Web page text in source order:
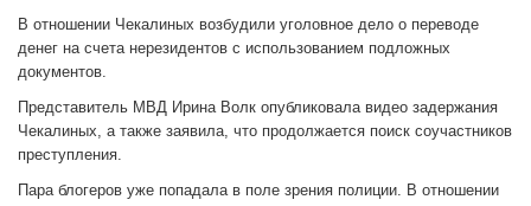
В отношении Чекалиных возбудили уголовное дело о переводе
денег на счета нерезидентов с использованием подложных
документов.
Представитель МВД Ирина Волк опубликовала видео задержания
Чекалиных, а также заявила, что продолжается поиск соучастников
преступления.
Пара блогеров уже попадала в поле зрения полиции. В отношении